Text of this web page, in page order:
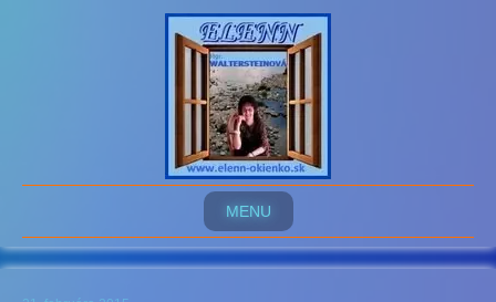
MENU